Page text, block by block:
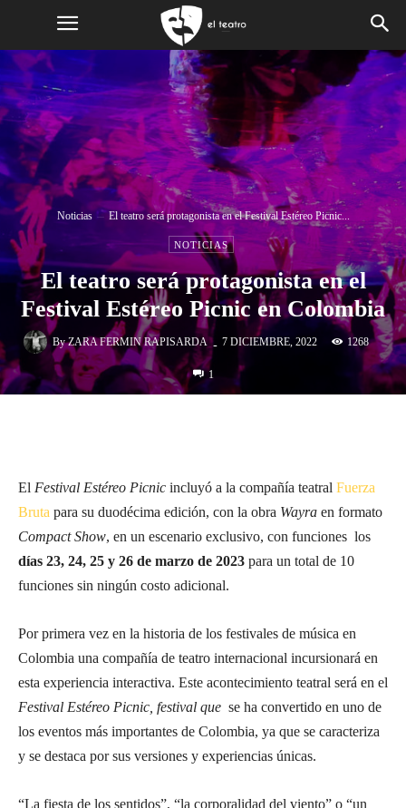
Noticias El teatro será protagonista en el Festival Estéreo Picnic...
NOTICIAS
El teatro será protagonista en el
Festival Estéreo Picnic en Colombia
By ZARA FERMIN RAPISARDA - 7 DICIEMBRE, 2022 1268
1
El Festival Estéreo Picnic incluyó a la compañía teatral Fuerza
Bruta para su duodécima edición, con la obra Wayra en formato
Compact Show, en un escenario exclusivo, con funciones los
días 23, 24, 25 y 26 de marzo de 2023 para un total de 10
funciones sin ningún costo adicional.
Por primera vez en la historia de los festivales de música en
Colombia una compañía de teatro internacional incursionará en
esta experiencia interactiva. Este acontecimiento teatral será en el
Festival Estéreo Picnic, festival que se ha convertido en uno de
los eventos más importantes de Colombia, ya que se caracteriza
y se destaca por sus versiones y experiencias únicas.
“La fiesta de los sentidos”, “la corporalidad del viento” o “un